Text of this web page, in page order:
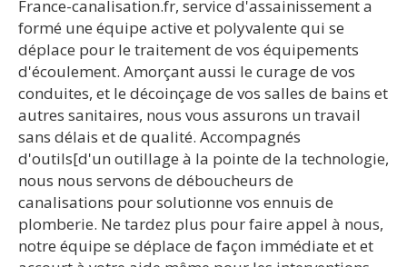
France-canalisation.fr, service d'assainissement a
formé une équipe active et polyvalente qui se
déplace pour le traitement de vos équipements
d'écoulement. Amorçant aussi le curage de vos
conduites, et le décoinçage de vos salles de bains et
autres sanitaires, nous vous assurons un travail
sans délais et de qualité. Accompagnés
d'outils[d'un outillage à la pointe de la technologie,
nous nous servons de déboucheurs de
canalisations pour solutionne vos ennuis de
plomberie. Ne tardez plus pour faire appel à nous,
notre équipe se déplace de façon immédiate et et